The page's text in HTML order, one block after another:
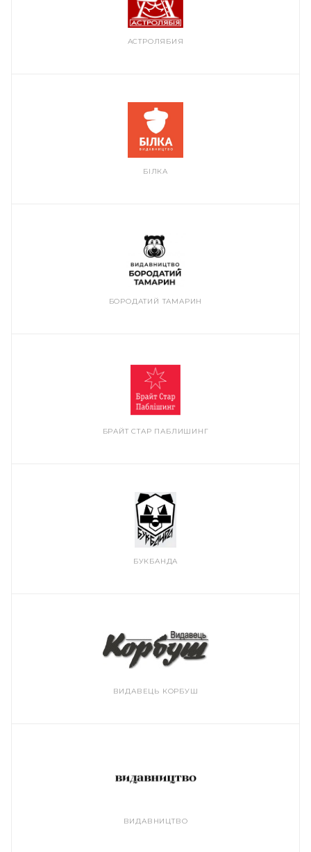
АСТРОЛЯБИЯ
БІЛКА
БОРОДАТИЙ ТАМАРИН
БРАЙТ СТАР ПАБЛИШИНГ
БУКБАНДА
ВИДАВЕЦЬ КОРБУШ
ВИДАВНИЦТВО